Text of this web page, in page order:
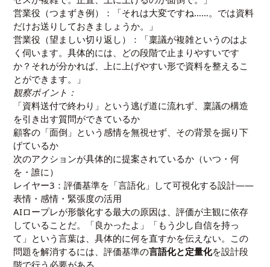
営業役（つまずき例）：「それは大変ですね……。では資料
だけお送りしておきましょうか。」
営業役（望ましい切り返し）：「稟議が複雑というのはよ
く伺います。具体的には、どの段階で止まりやすいです
か？それが分かれば、上に上げやすい形で資料を整えるこ
とができます。」
観察ポイント：
「資料送付で終わり」という逃げ道に流れず、稟議の構造
を引き出す質問ができているか
顧客の「面倒」という感情を無視せず、その背景を掘り下
げているか
次のアクションが具体的に提案されているか（いつ・何
を・誰に）
レイヤー3：評価基準を「言語化」して可視化する設計——
表情・感情・緊張度の活用
AIロープレが形骸化する最大の原因は、評価が主観に依存
していることだ。「良かったよ」「もう少し自信を持っ
て」という言葉は、具体的に何を直すかを伝えない。この
問題を解消するには、評価基準の言語化と定量化を設計段
階で行う必要がある。